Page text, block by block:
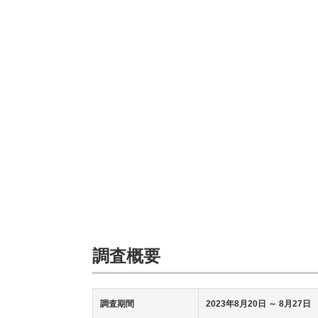
調査概要
調査期間 2023年8月20日 ～ 8月27日